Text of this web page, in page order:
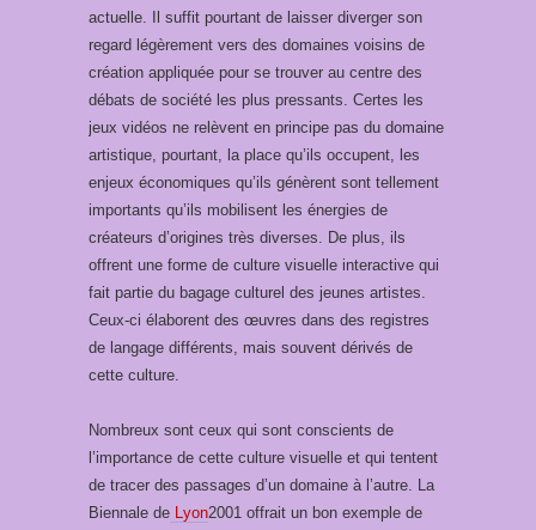
actuelle. Il suffit pourtant de laisser diverger son
regard légèrement vers des domaines voisins de
création appliquée pour se trouver au centre des
débats de société les plus pressants. Certes les
jeux vidéos ne relèvent en principe pas du domaine
artistique, pourtant, la place qu’ils occupent, les
enjeux économiques qu’ils génèrent sont tellement
importants qu’ils mobilisent les énergies de
créateurs d’origines très diverses. De plus, ils
offrent une forme de culture visuelle interactive qui
fait partie du bagage culturel des jeunes artistes.
Ceux-ci élaborent des œuvres dans des registres
de langage différents, mais souvent dérivés de
cette culture.
Nombreux sont ceux qui sont conscients de
l’importance de cette culture visuelle et qui tentent
de tracer des passages d’un domaine à l’autre. La
Biennale de Lyon2001 offrait un bon exemple de